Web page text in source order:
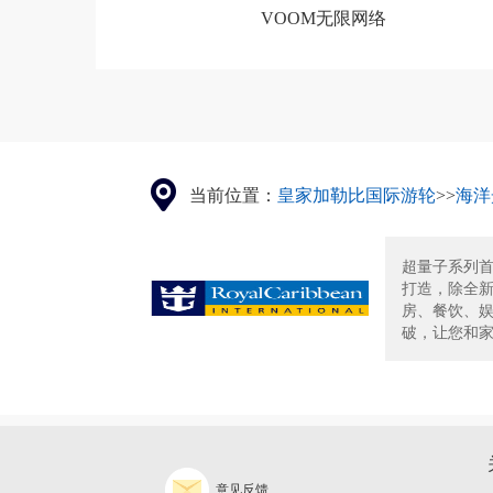
VOOM无限网络
当前位置： 皇家加勒比国际游轮>>海
超量子系列
打造，除全
房、餐饮、
破，让您和
意见反馈